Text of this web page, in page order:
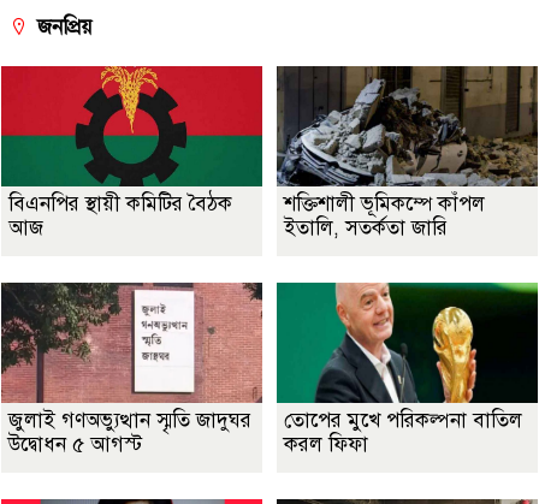
জনপ্রিয়
বিএনপির স্থায়ী কমিটির বৈঠক
আজ
শক্তিশালী ভূমিকম্পে কাঁপল
ইতালি, সতর্কতা জারি
জুলাই গণঅভ্যুত্থান স্মৃতি জাদুঘর
উদ্বোধন ৫ আগস্ট
তোপের মুখে পরিকল্পনা বাতিল
করল ফিফা